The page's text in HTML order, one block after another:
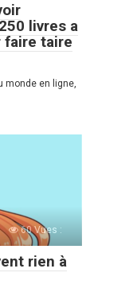
livres a
faire taire
monde en ligne,
60 Vues :
rien à